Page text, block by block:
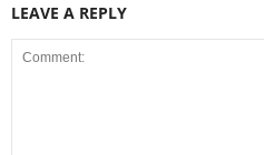
LEAVE A REPLY